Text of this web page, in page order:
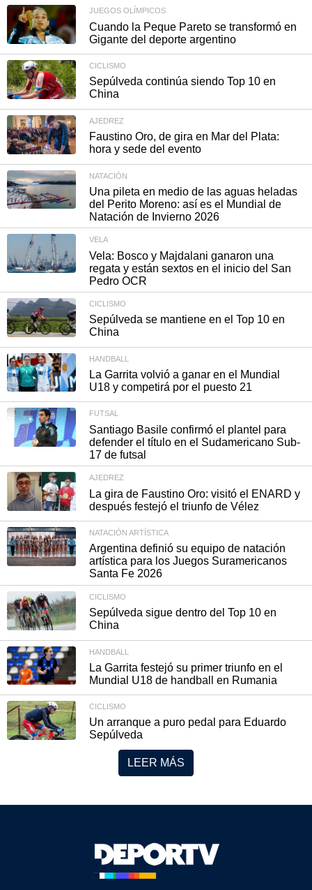
JUEGOS OLÍMPICOS
Cuando la Peque Pareto se transformó en
Gigante del deporte argentino
CICLISMO
Sepúlveda continúa siendo Top 10 en
China
AJEDREZ
Faustino Oro, de gira en Mar del Plata:
hora y sede del evento
NATACIÓN
Una pileta en medio de las aguas heladas
del Perito Moreno: así es el Mundial de
Natación de Invierno 2026
VELA
Vela: Bosco y Majdalani ganaron una
regata y están sextos en el inicio del San
Pedro OCR
CICLISMO
Sepúlveda se mantiene en el Top 10 en
China
HANDBALL
La Garrita volvió a ganar en el Mundial
U18 y competirá por el puesto 21
FUTSAL
Santiago Basile confirmó el plantel para
defender el título en el Sudamericano Sub-
17 de futsal
AJEDREZ
La gira de Faustino Oro: visitó el ENARD y
después festejó el triunfo de Vélez
NATACIÓN ARTÍSTICA
Argentina definió su equipo de natación
artística para los Juegos Suramericanos
Santa Fe 2026
CICLISMO
Sepúlveda sigue dentro del Top 10 en
China
HANDBALL
La Garrita festejó su primer triunfo en el
Mundial U18 de handball en Rumania
CICLISMO
Un arranque a puro pedal para Eduardo
Sepúlveda
LEER MÁS